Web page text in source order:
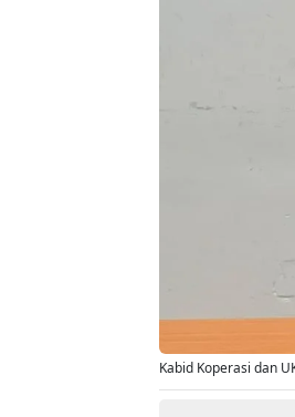
Kabid Koperasi dan